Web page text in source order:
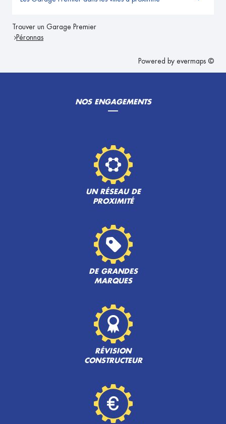
Trouver un Garage Premier
Péronnas
Powered by evermaps ©
NOS ENGAGEMENTS
UN RÉSEAU DE
PROXIMITÉ
DE GRANDES
MARQUES
RÉVISION
CONSTRUCTEUR